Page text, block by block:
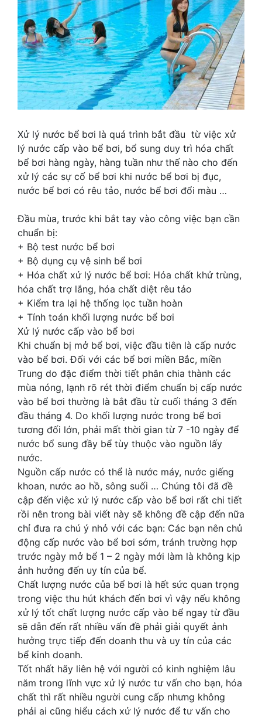
Xử lý nước bể bơi là quá trình bắt đầu từ việc xử
lý nước cấp vào bể bơi, bổ sung duy trì hóa chất
bể bơi hàng ngày, hàng tuần như thế nào cho đến
xử lý các sự cố bể bơi khi nước bể bơi bị đục,
nước bể bơi có rêu tảo, nước bể bơi đổi màu …
Đầu mùa, trước khi bắt tay vào công việc bạn cần
chuẩn bị:
+ Bộ test nước bể bơi
+ Bộ dụng cụ vệ sinh bể bơi
+ Hóa chất xử lý nước bể bơi: Hóa chất khử trùng,
hóa chất trợ lắng, hóa chất diệt rêu tảo
+ Kiểm tra lại hệ thống lọc tuần hoàn
+ Tính toán khối lượng nước bể bơi
Xử lý nước cấp vào bể bơi
Khi chuẩn bị mở bể bơi, việc đầu tiên là cấp nước
vào bể bơi. Đối với các bể bơi miền Bắc, miền
Trung do đặc điểm thời tiết phân chia thành các
mùa nóng, lạnh rõ rét thời điểm chuẩn bị cấp nước
vào bể bơi thường là bắt đầu từ cuối tháng 3 đến
đầu tháng 4. Do khối lượng nước trong bể bơi
tương đối lớn, phải mất thời gian từ 7 -10 ngày để
nước bổ sung đầy bể tùy thuộc vào nguồn lấy
nước.
Nguồn cấp nước có thể là nước máy, nước giếng
khoan, nước ao hồ, sông suối … Chúng tôi đã đề
cập đến việc xử lý nước cấp vào bể bơi rất chi tiết
rồi nên trong bài viết này sẽ không đề cập đến nữa
chỉ đưa ra chú ý nhỏ với các bạn: Các bạn nên chủ
động cấp nước vào bể bơi sớm, tránh trường hợp
trước ngày mở bể 1 – 2 ngày mới làm là không kịp
ảnh hưởng đến uy tín của bể.
Chất lượng nước của bể bơi là hết sức quan trọng
trong việc thu hút khách đến bơi vì vậy nếu không
xử lý tốt chất lượng nước cấp vào bể ngay từ đầu
sẽ dẫn đến rất nhiều vấn đề phải giải quyết ảnh
hưởng trực tiếp đến doanh thu và uy tín của các
bể kinh doanh.
Tốt nhất hãy liên hệ với người có kinh nghiệm lâu
năm trong lĩnh vực xử lý nước tư vấn cho bạn, hóa
chất thì rất nhiều người cung cấp nhưng không
phải ai cũng hiểu cách xử lý nước để tư vấn cho